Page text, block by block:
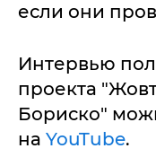
если они
Интервью
проекта
Бориско"
на YouTube.